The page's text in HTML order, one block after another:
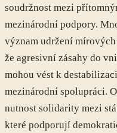
soudržnost mezi
mezinárodní podpory.
význam udržení
že agresivní zásahy do
mohou vést k
mezinárodní spolupráci.
nutnost solidarity mezi
které podporují